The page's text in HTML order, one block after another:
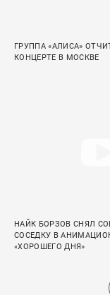
ГРУППА «АЛИСА»
КОНЦЕРТЕ В МОСКВЕ
НАЙК БОРЗОВ СНЯЛ
СОСЕДКУ В
«ХОРОШЕГО ДНЯ»